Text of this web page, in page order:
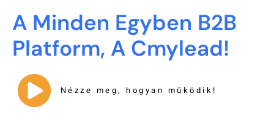
A Minden Egyben B2B
Platform, A Cmylead!
Nézze meg, hogyan működik!